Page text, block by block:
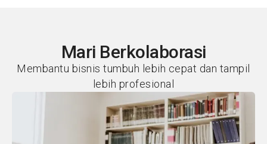
Mari Berkolaborasi
Membantu bisnis tumbuh lebih cepat dan tampil
lebih profesional